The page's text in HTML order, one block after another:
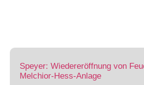
Speyer: Wiedereröffnung von
Melchior-Hess-Anlage